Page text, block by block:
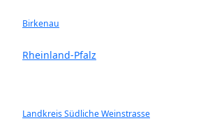
Birkenau
Rheinland-Pfalz
Landkreis Südliche Weinstrasse